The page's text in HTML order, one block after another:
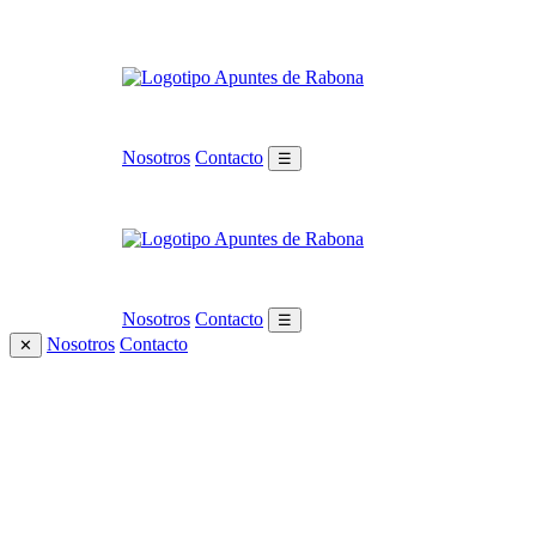
Nosotros Contacto ☰
Nosotros Contacto
☰
✕
Nosotros Contacto